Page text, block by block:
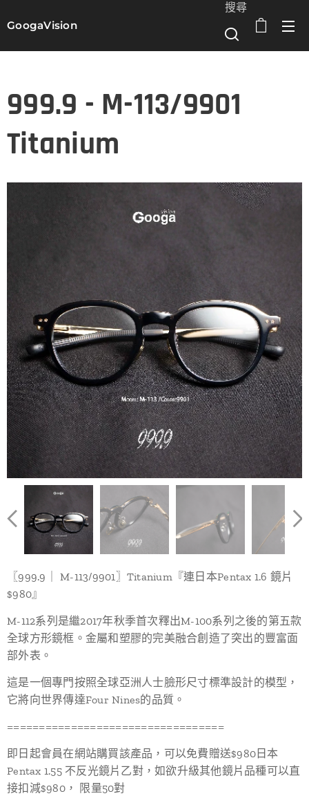
GoogaVision
搜尋
999.9 - M-113/9901
Titanium
〖999.9｜ M-113/9901〗Titanium『連日本Pentax 1.6 鏡片
$980』
M-112系列是繼2017年秋季首次釋出M-100系列之後的第五款
全球方形鏡框。金屬和塑膠的完美融合創造了突出的豐富面
部外表。
這是一個專門按照全球亞洲人士臉形尺寸標準設計的模型，
它將向世界傳達Four Nines的品質。
==================================
即日起會員在網站購買該產品，可以免費贈送$980日本
Pentax 1.55 不反光鏡片乙對，如欲升級其他鏡片品種可以直
接扣減$980， 限量50對